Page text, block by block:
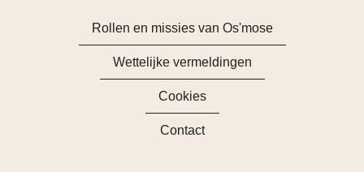
Rollen en missies van Os'mose
Wettelijke vermeldingen
Cookies
Contact